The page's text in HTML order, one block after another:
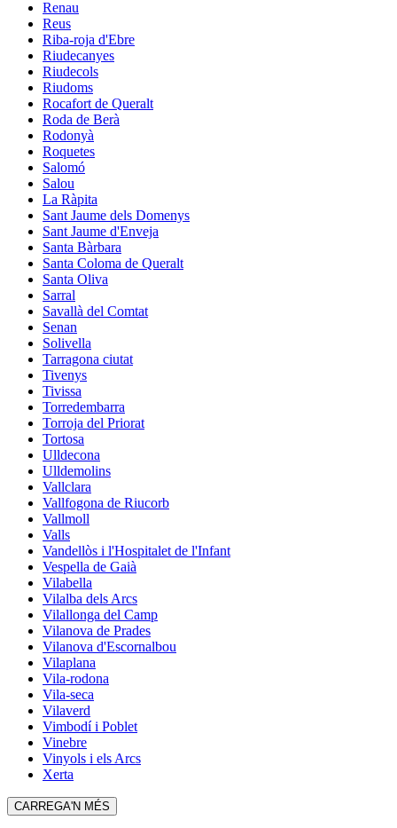
Renau
Reus
Riba-roja d'Ebre
Riudecanyes
Riudecols
Riudoms
Rocafort de Queralt
Roda de Berà
Rodonyà
Roquetes
Salomó
Salou
La Ràpita
Sant Jaume dels Domenys
Sant Jaume d'Enveja
Santa Bàrbara
Santa Coloma de Queralt
Santa Oliva
Sarral
Savallà del Comtat
Senan
Solivella
Tarragona ciutat
Tivenys
Tivissa
Torredembarra
Torroja del Priorat
Tortosa
Ulldecona
Ulldemolins
Vallclara
Vallfogona de Riucorb
Vallmoll
Valls
Vandellòs i l'Hospitalet de l'Infant
Vespella de Gaià
Vilabella
Vilalba dels Arcs
Vilallonga del Camp
Vilanova de Prades
Vilanova d'Escornalbou
Vilaplana
Vila-rodona
Vila-seca
Vilaverd
Vimbodí i Poblet
Vinebre
Vinyols i els Arcs
Xerta
CARREGA'N MÉS